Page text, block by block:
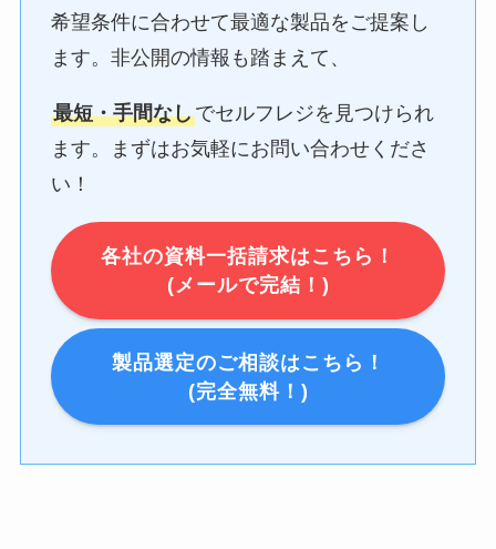
希望条件に合わせて最適な製品をご提案し
ます。非公開の情報も踏まえて、
最短・手間なしでセルフレジを見つけられ
ます。まずはお気軽にお問い合わせくださ
い！
各社の資料一括請求はこちら！
(メールで完結！)
製品選定のご相談はこちら！
(完全無料！)